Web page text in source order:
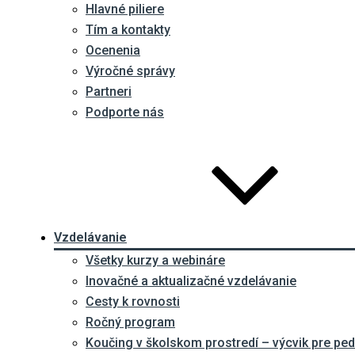
Hlavné piliere
Tím a kontakty
Ocenenia
Výročné správy
Partneri
Podporte nás
Vzdelávanie
Všetky kurzy a webináre
Inovačné a aktualizačné vzdelávanie
Cesty k rovnosti
Ročný program
Koučing v školskom prostredí – výcvik pre